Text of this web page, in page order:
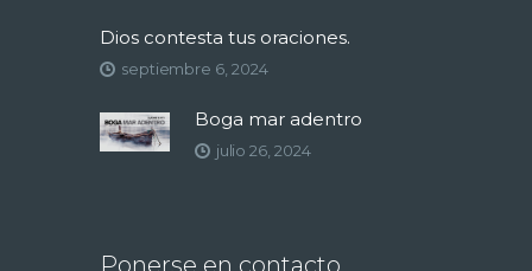
Dios contesta tus oraciones.
septiembre 6, 2024
Boga mar adentro
julio 26, 2024
Ponerse en contacto